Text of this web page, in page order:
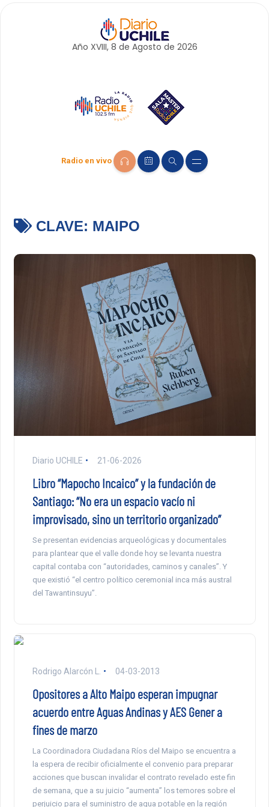
Año XVIII, 8 de Agosto de 2026
Radio en vivo
CLAVE: MAIPO
Diario UCHILE 21-06-2026
Libro “Mapocho Incaico” y la fundación de
Santiago: “No era un espacio vacío ni
improvisado, sino un territorio organizado”
Se presentan evidencias arqueológicas y documentales
para plantear que el valle donde hoy se levanta nuestra
capital contaba con “autoridades, caminos y canales”. Y
que existió “el centro político ceremonial inca más austral
del Tawantinsuyu”.
Rodrigo Alarcón L. 04-03-2013
Opositores a Alto Maipo esperan impugnar
acuerdo entre Aguas Andinas y AES Gener a
fines de marzo
La Coordinadora Ciudadana Ríos del Maipo se encuentra a
la espera de recibir oficialmente el convenio para preparar
acciones que buscan invalidar el contrato revelado este fin
de semana, que a su juicio “aumenta” los temores sobre el
perjuicio para el suministro de agua potable en la región